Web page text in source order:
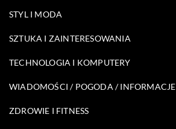
STYL I MODA
SZTUKA I ZAINTERESOWANIA
TECHNOLOGIA I KOMPUTERY
WIADOMOŚCI / POGODA / INFORMACJE
ZDROWIE I FITNESS